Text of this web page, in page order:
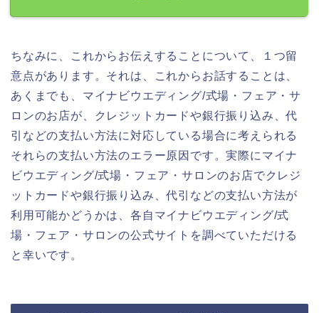
ちなみに、これからお伝えすることについて、１つ留
意点があります。それは、これからお話することは、
あくまでも、マイナビウエディング/式場・フェア・サ
ロンのお店が、クレジットカードや銀行振り込み、代
引などの支払い方法に対応している場合に考えられる
それらの支払い方法のエラー原因です。実際にマイナ
ビウエディング/式場・フェア・サロンのお店でクレジ
ットカードや銀行振り込み、代引などの支払い方法が
利用可能かどうかは、各自マイナビウエディング/式
場・フェア・サロンの公式サイトを調べていただける
と幸いです。